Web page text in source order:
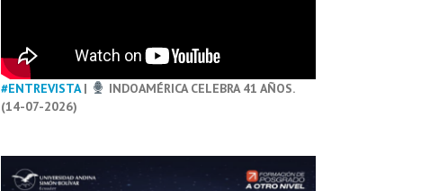
#ENTREVISTA|
INDOAMÉRICA CELEBRA 41 AÑOS.
(14-07-2026)